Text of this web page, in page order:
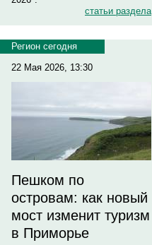
статьи раздела
Регион сегодня
22 Мая 2026, 13:30
Пешком по
островам: как новый
мост изменит туризм
в Приморье